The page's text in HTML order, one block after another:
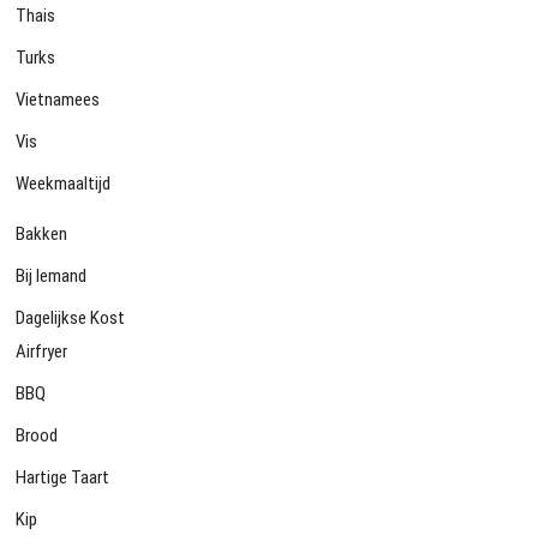
Thais
Turks
Vietnamees
Vis
Weekmaaltijd
Bakken
Bij Iemand
Dagelijkse Kost
Airfryer
BBQ
Brood
Hartige Taart
Kip